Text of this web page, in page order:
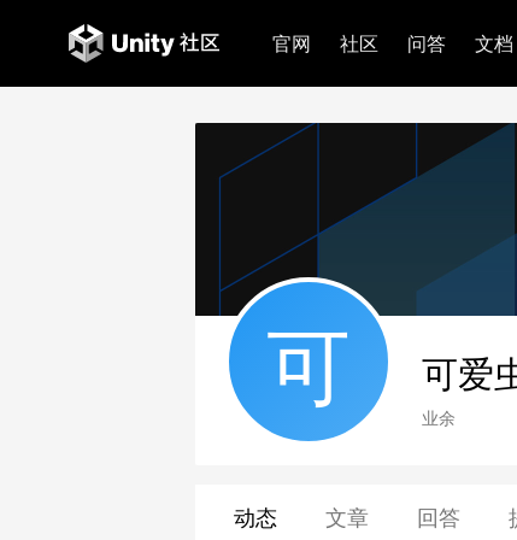
官网 社区 问答 文档
可 可爱
业余
动态 文章 回答